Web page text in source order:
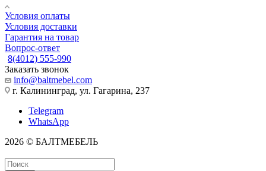
Условия оплаты
Условия доставки
Гарантия на товар
Вопрос-ответ
8(4012) 555-990
Заказать звонок
info@baltmebel.com
г. Калининград, ул. Гагарина, 237
Telegram
WhatsApp
2026 © БАЛТМЕБЕЛЬ